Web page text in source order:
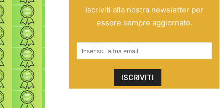
Iscriviti alla nostra newsletter per
essere sempre aggiornato.